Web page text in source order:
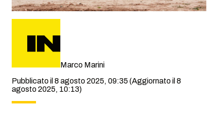
Marco Marini
Pubblicato il 8 agosto 2025, 09:35 (Aggiornato il 8
agosto 2025, 10:13)